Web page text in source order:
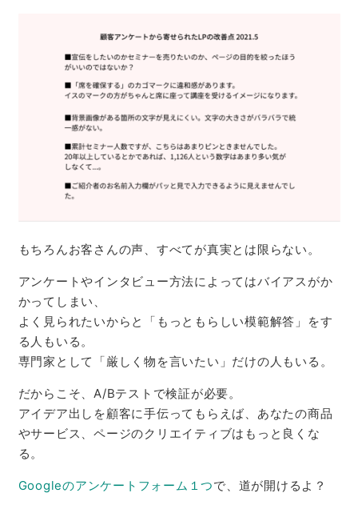
もちろんお客さんの声、すべてが真実とは限らない。
アンケートやインタビュー方法によってはバイアスがか
かってしまい、
よく見られたいからと「もっともらしい模範解答」をす
る人もいる。
専門家として「厳しく物を言いたい」だけの人もいる。
だからこそ、A/Bテストで検証が必要。
アイデア出しを顧客に手伝ってもらえば、あなたの商品
やサービス、ページのクリエイティブはもっと良くな
る。
Googleのアンケートフォーム１つで、道が開けるよ？